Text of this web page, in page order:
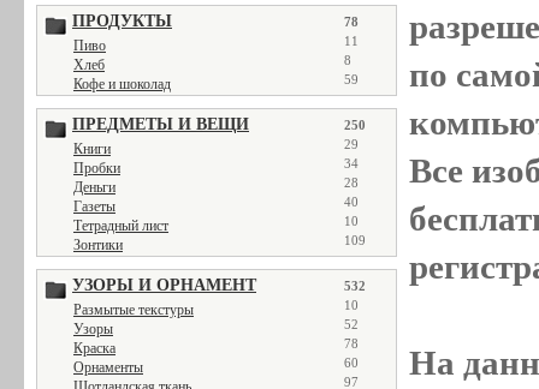
ПРОДУКТЫ 78
Пиво 11
Хлеб 8
Кофе и шоколад 59
ПРЕДМЕТЫ И ВЕЩИ 250
Книги 29
Пробки 34
Деньги 28
Газеты 40
Тетрадный лист 10
Зонтики 109
УЗОРЫ И ОРНАМЕНТ 532
Размытые текстуры 10
Узоры 52
Краска 78
Орнаменты 60
97
по
Все
На